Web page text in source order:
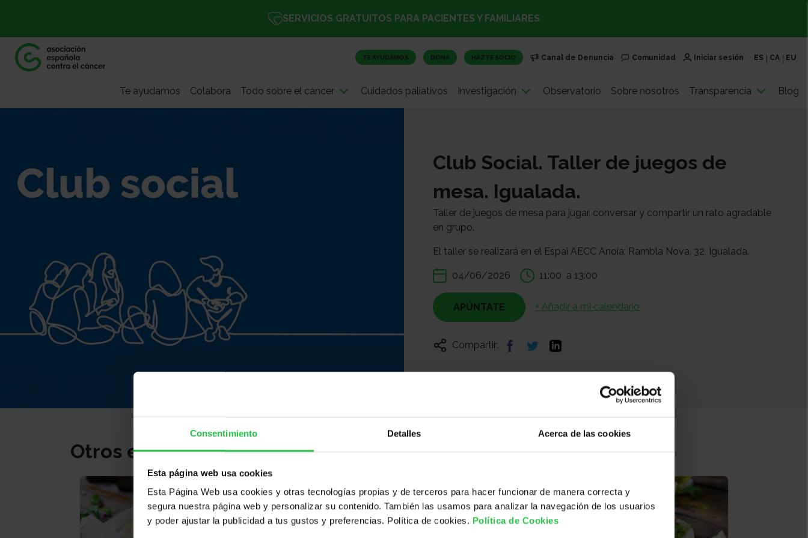
Consentimiento Detalles Acerca de las cookies
Esta página web usa cookies
Esta Página Web usa cookies y otras tecnologías propias y de terceros para hacer funcionar de manera correcta y
segura nuestra página web y personalizar su contenido. También las usamos para analizar la navegación de los usuarios
y poder ajustar la publicidad a tus gustos y preferencias. Política de cookies. Política de Cookies
SERVICIOS GRATUITOS PARA PACIENTES Y FAMILIARES
TE AYUDAMOS DONA HAZTE SOCIO Canal de Denuncia Comunidad Iniciar sesión ES CA EU
Te ayudamos Colabora Todo sobre el cáncer Cuidados paliativos Investigación Observatorio Sobre nosotros Transparencia Blog
Club Social. Taller de juegos de
mesa. Igualada.
Taller de juegos de mesa para jugar, conversar y compartir un rato agradable
en grupo.
El taller se realizará en el Espai AECC Anoia: Rambla Nova, 32, Igualada.
04/06/2026 11:00 a 13:00
APÚNTATE + Añadir a mi calendario
Compartir:
Otros eventos